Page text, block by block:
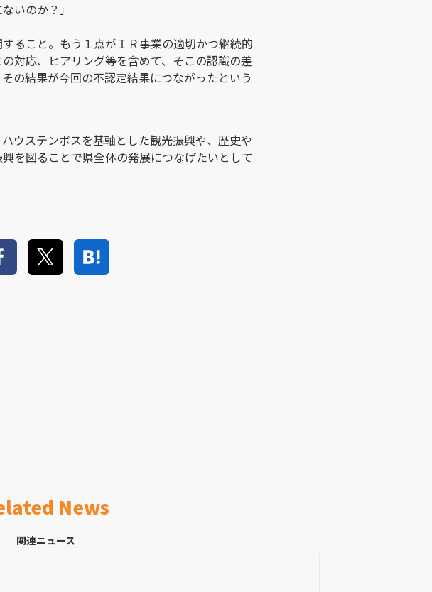
いのか？」
ること。もう１点がＩＲ事業の適切かつ継続的
対応、ヒアリング等を含めて、そこの認識の差
の結果が今回の不認定結果につながったという
ウステンボスを基軸とした観光振興や、歴史や
を図ることで県全体の発展につなげたいとして
News
関連ニュース